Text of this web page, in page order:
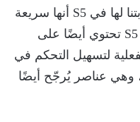
12.8 بوصة، والتي أثبتت أثناء تجربتنا لها في S5 أنها سريعة
الاستجابة وسهلة القراءة. كما أن S5 تحتوي أيضًا على
لتسهيل التحكم في
وهي عناصر يُرجّح أيضًا